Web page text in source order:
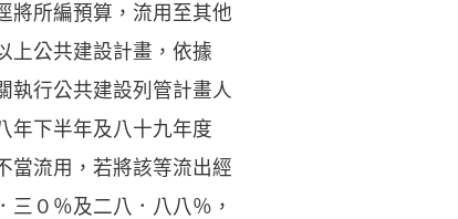
將所編預算，流用至其他
上公共建設計畫，依據
執行公共建設列管計畫人
年下半年及八十九年度
當流用，若將該等流出經
０％及二八．八八％，